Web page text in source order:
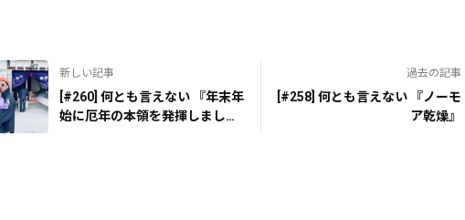
ハートを5個送りました
7ヶ月前
りょーこ
新しい記事
[#260] 何とも言えない 『年末年
始に厄年の本領を発揮しまし
過去の記事
[#258] 何とも言えない 『ノーモ
ア乾燥』